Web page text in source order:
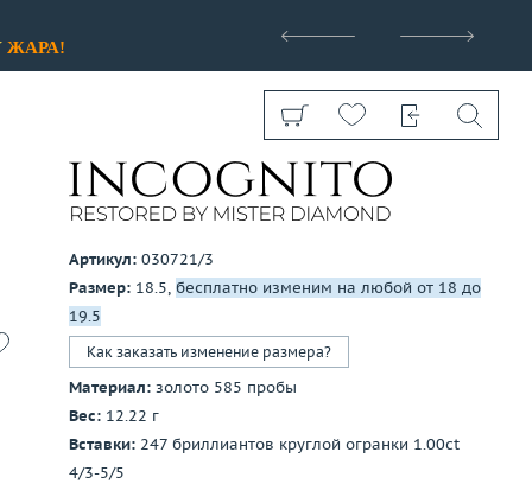
ЖАРА!
Показать все
Артикул: 030721/3
Размер: 18.5, бесплатно изменим на любой от 18 до
19.5
Как заказать изменение размера?
Материал: золото 585 пробы
Вес: 12.22 г
Вставки: 247 бриллиантов круглой огранки 1.00ct
4/3-5/5